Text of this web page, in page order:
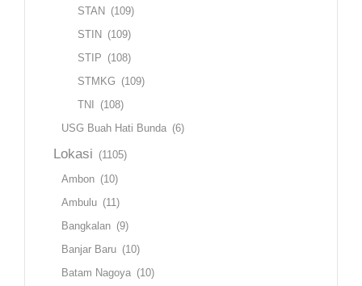
STAN (109)
STIN (109)
STIP (108)
STMKG (109)
TNI (108)
USG Buah Hati Bunda (6)
Lokasi (1105)
Ambon (10)
Ambulu (11)
Bangkalan (9)
Banjar Baru (10)
Batam Nagoya (10)